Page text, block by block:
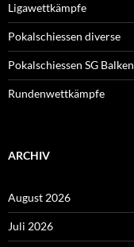
Ligawettkämpfe
Pokalschiessen diverse
Pokalschiessen SG Balken
Rundenwettkämpfe
ARCHIV
August 2026
Juli 2026